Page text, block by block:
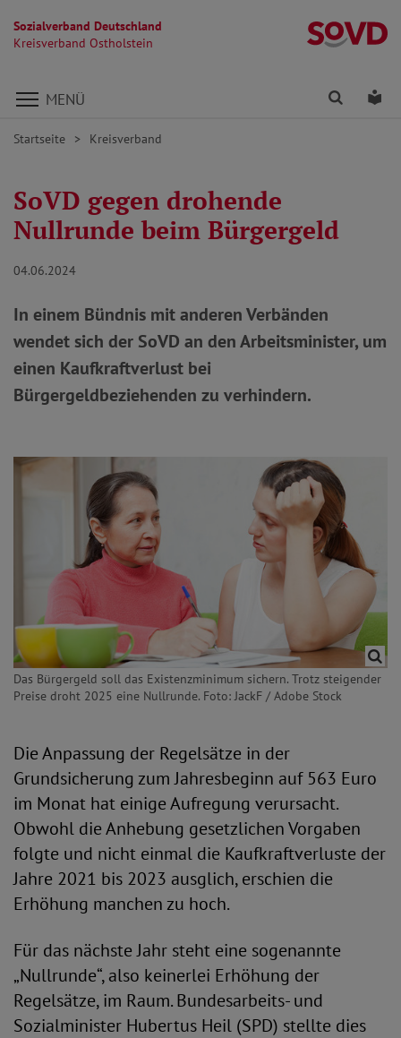
Sozialverband Deutschland
Kreisverband Ostholstein
Direkt zu den Inhalten springen
MENÜ Finden
Startseite Kreisverband
SoVD gegen drohende
Nullrunde beim Bürgergeld
04.06.2024
In einem Bündnis mit anderen Verbänden
wendet sich der SoVD an den Arbeitsminister, um
einen Kaufkraftverlust bei
Bürgergeldbeziehenden zu verhindern.
Das Bürgergeld soll das Existenzminimum sichern. Trotz steigender
Preise droht 2025 eine Nullrunde. Foto: JackF / Adobe Stock
Die Anpassung der Regelsätze in der
Grundsicherung zum Jahresbeginn auf 563 Euro
im Monat hat einige Aufregung verursacht.
Obwohl die Anhebung gesetzlichen Vorgaben
folgte und nicht einmal die Kaufkraftverluste der
Jahre 2021 bis 2023 ausglich, erschien die
Erhöhung manchen zu hoch.
Für das nächste Jahr steht eine sogenannte
„Nullrunde“, also keinerlei Erhöhung der
Regelsätze, im Raum. Bundesarbeits- und
Sozialminister Hubertus Heil (SPD) stellte dies